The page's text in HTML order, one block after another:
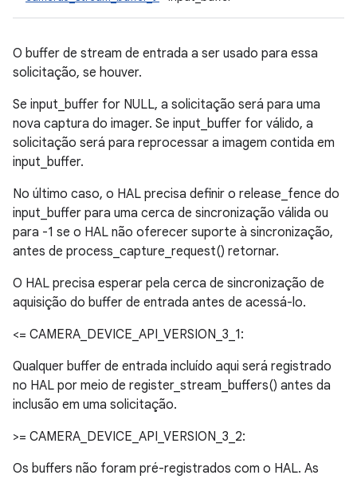
O buffer de stream de entrada a ser usado para essa
solicitação, se houver.
Se input_buffer for NULL, a solicitação será para uma
nova captura do imager. Se input_buffer for válido, a
solicitação será para reprocessar a imagem contida em
input_buffer.
No último caso, o HAL precisa definir o release_fence do
input_buffer para uma cerca de sincronização válida ou
para -1 se o HAL não oferecer suporte à sincronização,
antes de process_capture_request() retornar.
O HAL precisa esperar pela cerca de sincronização de
aquisição do buffer de entrada antes de acessá-lo.
<= CAMERA_DEVICE_API_VERSION_3_1:
Qualquer buffer de entrada incluído aqui será registrado
no HAL por meio de register_stream_buffers() antes da
inclusão em uma solicitação.
>= CAMERA_DEVICE_API_VERSION_3_2:
Os buffers não foram pré-registrados com o HAL. As